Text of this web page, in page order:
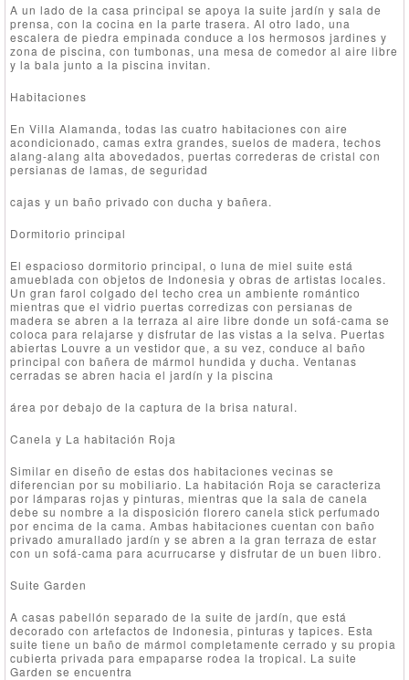
A un lado de la casa principal se apoya la suite jardín y sala de
prensa, con la cocina en la parte trasera. Al otro lado, una
escalera de piedra empinada conduce a los hermosos jardines y
zona de piscina, con tumbonas, una mesa de comedor al aire libre
y la bala junto a la piscina invitan.
Habitaciones
En Villa Alamanda, todas las cuatro habitaciones con aire
acondicionado, camas extra grandes, suelos de madera, techos
alang-alang alta abovedados, puertas correderas de cristal con
persianas de lamas, de seguridad
cajas y un baño privado con ducha y bañera.
Dormitorio principal
El espacioso dormitorio principal, o luna de miel suite está
amueblada con objetos de Indonesia y obras de artistas locales.
Un gran farol colgado del techo crea un ambiente romántico
mientras que el vidrio puertas corredizas con persianas de
madera se abren a la terraza al aire libre donde un sofá-cama se
coloca para relajarse y disfrutar de las vistas a la selva. Puertas
abiertas Louvre a un vestidor que, a su vez, conduce al baño
principal con bañera de mármol hundida y ducha. Ventanas
cerradas se abren hacia el jardín y la piscina
área por debajo de la captura de la brisa natural.
Canela y La habitación Roja
Similar en diseño de estas dos habitaciones vecinas se
diferencian por su mobiliario. La habitación Roja se caracteriza
por lámparas rojas y pinturas, mientras que la sala de canela
debe su nombre a la disposición florero canela stick perfumado
por encima de la cama. Ambas habitaciones cuentan con baño
privado amurallado jardín y se abren a la gran terraza de estar
con un sofá-cama para acurrucarse y disfrutar de un buen libro.
Suite Garden
A casas pabellón separado de la suite de jardín, que está
decorado con artefactos de Indonesia, pinturas y tapices. Esta
suite tiene un baño de mármol completamente cerrado y su propia
cubierta privada para empaparse rodea la tropical. La suite
Garden se encuentra